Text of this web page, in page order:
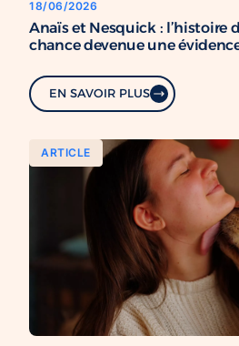
18/06/2026
Anaïs et Nesquick : l’histoire
chance devenue une
EN SAVOIR PLUS
ARTICLE